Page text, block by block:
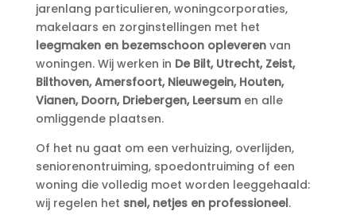
jarenlang particulieren, woningcorporaties,
makelaars en zorginstellingen met het
leegmaken en bezemschoon opleverenvan
woningen. Wij werken in De Bilt, Utrecht, Zeist,
Bilthoven, Amersfoort, Nieuwegein, Houten,
Vianen, Doorn, Driebergen, Leersumen alle
omliggende plaatsen.
Of het nu gaat om een verhuizing, overlijden,
seniorenontruiming, spoedontruiming of een
woning die volledig moet worden leeggehaald:
wij regelen het snel, netjes en professioneel.